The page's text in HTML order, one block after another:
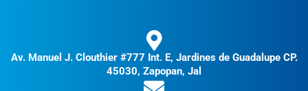
Av. Manuel J. Clouthier #777 Int. E, Jardines de Guadalupe CP.
45030, Zapopan, Jal